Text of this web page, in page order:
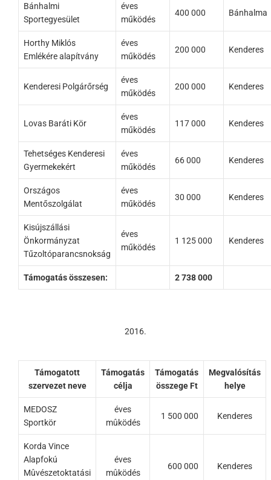
Bánhalmi
Sportegyesület
éves
működés
400 000 Bánhalma
Horthy Miklós
Emlékére alapítvány
éves
működés
200 000 Kenderes
Kenderesi Polgárőrség
éves
működés
200 000 Kenderes
Lovas Baráti Kör
éves
működés
117 000 Kenderes
Tehetséges Kenderesi
Gyermekekért
éves
működés
66 000 Kenderes
Országos
Mentőszolgálat
éves
működés
30 000 Kenderes
Kisújszállási
Önkormányzat
Tűzoltóparancsnokság
éves
működés
1 125 000 Kenderes
Támogatás összesen: 2 738 000
2016.
Támogatott
szervezet neve
Támogatás
célja
Támogatás
összege Ft
Megvalósítás
helye
MEDOSZ
Sportkör
éves
mûködés
1 500 000 Kenderes
Korda Vince
Alapfokú
Mûvészetoktatási
éves
mûködés
600 000 Kenderes